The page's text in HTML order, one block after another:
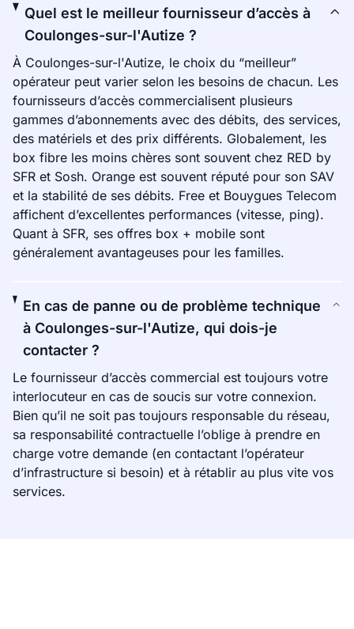
Quel est le meilleur fournisseur d’accès à
Coulonges-sur-l'Autize ?
À Coulonges-sur-l'Autize, le choix du “meilleur”
opérateur peut varier selon les besoins de chacun. Les
fournisseurs d’accès commercialisent plusieurs
gammes d’abonnements avec des débits, des services,
des matériels et des prix différents. Globalement, les
box fibre les moins chères sont souvent chez RED by
SFR et Sosh. Orange est souvent réputé pour son SAV
et la stabilité de ses débits. Free et Bouygues Telecom
affichent d’excellentes performances (vitesse, ping).
Quant à SFR, ses offres box + mobile sont
généralement avantageuses pour les familles.
En cas de panne ou de problème technique
à Coulonges-sur-l'Autize, qui dois-je
contacter ?
Le fournisseur d’accès commercial est toujours votre
interlocuteur en cas de soucis sur votre connexion.
Bien qu’il ne soit pas toujours responsable du réseau,
sa responsabilité contractuelle l’oblige à prendre en
charge votre demande (en contactant l’opérateur
d’infrastructure si besoin) et à rétablir au plus vite vos
services.